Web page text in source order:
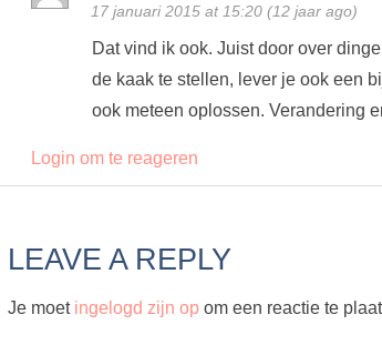
17 januari 2015 at 15:20 (12 jaar ago)
Dat vind ik ook. Juist door over
de kaak te stellen, lever je ook een
ook meteen oplossen. Verandering
Login om te reageren
LEAVE A REPLY
Je moet ingelogd zijn op om een reactie te